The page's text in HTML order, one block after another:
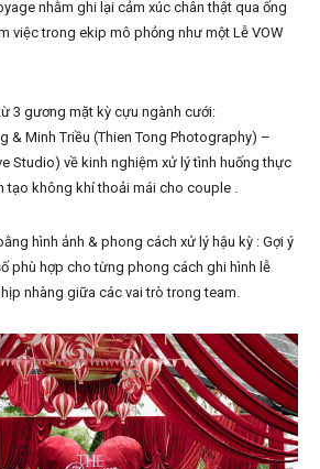
nhằm ghi lại cảm xúc chân thật qua ống
việc trong ekip mô phỏng như một Lễ VOW
3 gương mặt kỳ cựu ngành cưới:
& Minh Triều (Thien Tong Photography) –
Studio) về kinh nghiệm xử lý tình huống thực
tạo không khí thoải mái cho couple .
hình ảnh & phong cách xử lý hậu kỳ : Gợi ý
phù hợp cho từng phong cách ghi hình lễ
nhàng giữa các vai trò trong team.